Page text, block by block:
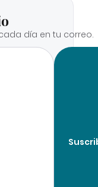
día en tu correo.